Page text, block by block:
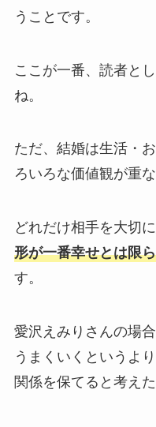
うことです。
ここが一番、読者と
ね。
ただ、結婚は生活・
ろいろな価値観が重
どれだけ相手を大切
形が一番幸せとは限
す。
愛沢えみりさんの場
うまくいくというよ
関係を保てると考え